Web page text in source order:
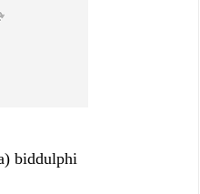
biddulphi